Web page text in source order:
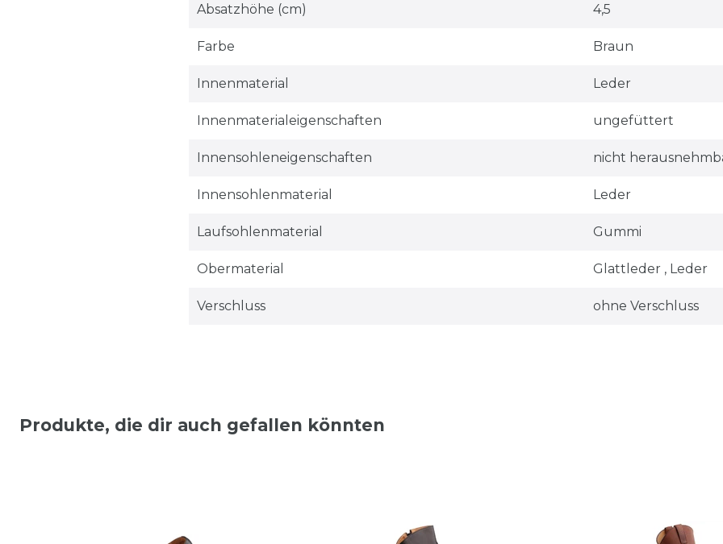
Absatzhöhe (cm) 4,5
Farbe Braun
Innenmaterial Leder
Innenmaterialeigenschaften ungefüttert
Innensohleneigenschaften nicht
Innensohlenmaterial Leder
Laufsohlenmaterial Gummi
Obermaterial Glattleder , Leder
Verschluss ohne Verschluss
Produkte, die dir auch gefallen könnten